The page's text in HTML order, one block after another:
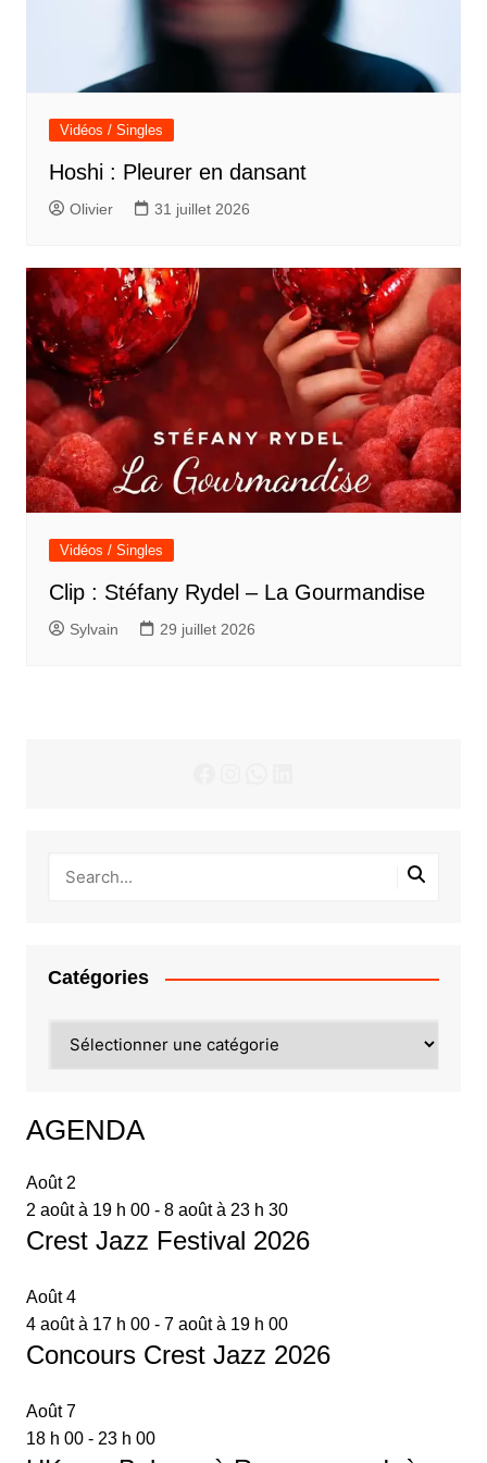
Vidéos / Singles
Hoshi : Pleurer en dansant
Olivier 31 juillet 2026
Vidéos / Singles
Clip : Stéfany Rydel – La Gourmandise
Sylvain 29 juillet 2026
Catégories
AGENDA
Août 2
2 août à 19 h 00- 8 août à 23 h 30
Crest Jazz Festival 2026
Août4
4 août à 17 h 00- 7 août à 19 h 00
Concours Crest Jazz 2026
Août7
18 h 00- 23 h 00